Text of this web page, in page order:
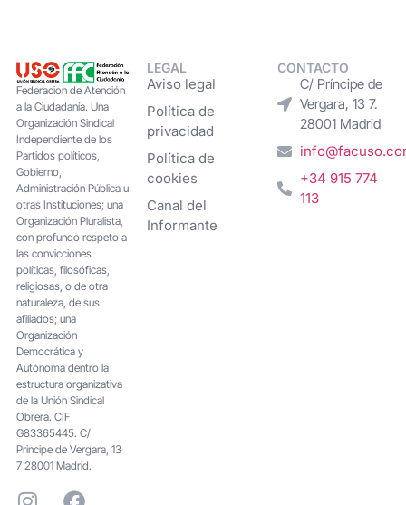
Federacion de Atención
a la Ciudadanía. Una
Organización Sindical
Independiente de los
Partidos políticos,
Gobierno,
Administración Pública u
otras Instituciones; una
Organización Pluralista,
con profundo respeto a
las convicciones
políticas, filosóficas,
religiosas, o de otra
naturaleza, de sus
afiliados; una
Organización
Democrática y
Autónoma dentro la
estructura organizativa
de la Unión Sindical
Obrera. CIF
G83365445. C/
Principe de Vergara, 13
7 28001 Madrid.
LEGAL
Aviso legal
Política de
privacidad
Política de
cookies
Canal del
Informante
CONTACTO
C/ Príncipe de
Vergara, 13 7.
28001 Madrid
+34 915 774
113